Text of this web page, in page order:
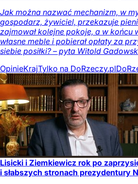
Jak można nazwać mechanizm, w
gospodarz, żywiciel, przekazuje
zajmował kolejne pokoje, a w końcu
własne meble i pobierał opłaty za
siebie posiłki? – pyta Witold
OpinieKrajTylko na DoRzeczy.pl
Lisicki i Ziemkiewicz rok po
i słabszych stronach prezydentury